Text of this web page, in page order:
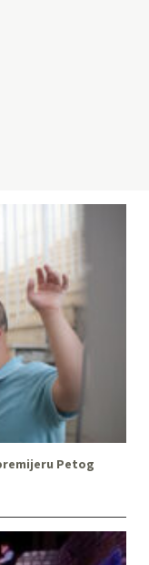
Petog